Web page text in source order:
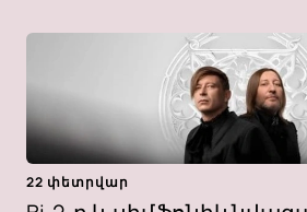
22 փետրվար